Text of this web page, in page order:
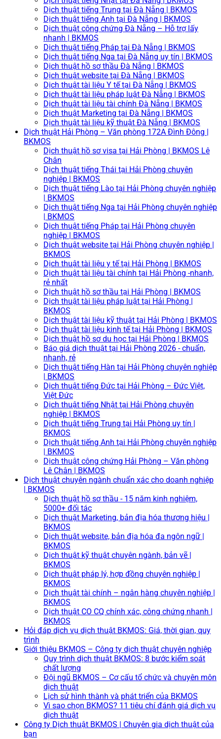
Dịch thuật tiếng Trung tại Đà Nẵng | BKMOS
Dịch thuật tiếng Anh tại Đà Nẵng | BKMOS
Dịch thuật công chứng Đà Nẵng – Hỗ trợ lấy
nhanh | BKMOS
Dịch thuật tiếng Pháp tại Đà Nẵng | BKMOS
Dịch thuật tiếng Nga tại Đà Nẵng uy tín | BKMOS
Dịch thuật hồ sơ thầu Đà Nẵng | BKMOS
Dịch thuật website tại Đà Nẵng | BKMOS
Dịch thuật tài liệu Y tế tại Đà Nẵng | BKMOS
Dịch thuật tài liệu pháp luật Đà Nẵng | BKMOS
Dịch thuật tài liệu tài chính Đà Nẵng | BKMOS
Dịch thuật Marketing tại Đà Nẵng | BKMOS
Dịch thuật tài liệu kỹ thuật Đà Nẵng | BKMOS
Dịch thuật Hải Phòng – Văn phòng 172A Đình Đông |
BKMOS
Dịch thuật hồ sơ visa tại Hải Phòng | BKMOS Lê
Chân
Dịch thuật tiếng Thái tại Hải Phòng chuyên
nghiệp | BKMOS
Dịch thuật tiếng Lào tại Hải Phòng chuyên nghiệp
| BKMOS
Dịch thuật tiếng Nga tại Hải Phòng chuyên nghiệp
| BKMOS
Dịch thuật tiếng Pháp tại Hải Phòng chuyên
nghiệp | BKMOS
Dịch thuật website tại Hải Phòng chuyên nghiệp |
BKMOS
Dịch thuật tài liệu y tế tại Hải Phòng | BKMOS
Dịch thuật tài liệu tài chính tại Hải Phòng -nhanh,
rẻ nhất
Dịch thuật hồ sơ thầu tại Hải Phòng | BKMOS
Dịch thuật tài liệu pháp luật tại Hải Phòng |
BKMOS
Dịch thuật tài liệu kỹ thuật tại Hải Phòng | BKMOS
Dịch thuật tài liệu kinh tế tại Hải Phòng | BKMOS
Dịch thuật hồ sơ du học tại Hải Phòng | BKMOS
Báo giá dịch thuật tại Hải Phòng 2026 - chuẩn,
nhanh, rẻ
Dịch thuật tiếng Hàn tại Hải Phòng chuyên nghiệp
| BKMOS
Dịch thuật tiếng Đức tại Hải Phòng – Đức Việt,
Việt Đức
Dịch thuật tiếng Nhật tại Hải Phòng chuyên
nghiệp | BKMOS
Dịch thuật tiếng Trung tại Hải Phòng uy tín |
BKMOS
Dịch thuật tiếng Anh tại Hải Phòng chuyên nghiệp
| BKMOS
Dịch thuật công chứng Hải Phòng – Văn phòng
Lê Chân | BKMOS
Dịch thuật chuyên ngành chuẩn xác cho doanh nghiệp
| BKMOS
Dịch thuật hồ sơ thầu - 15 năm kinh nghiệm,
5000+ đối tác
Dịch thuật Marketing, bản địa hóa thương hiệu |
BKMOS
Dịch thuật website, bản địa hóa đa ngôn ngữ |
BKMOS
Dịch thuật kỹ thuật chuyên ngành, bản vẽ |
BKMOS
Dịch thuật pháp lý, hợp đồng chuyên nghiệp |
BKMOS
Dịch thuật tài chính – ngân hàng chuyên nghiệp |
BKMOS
Dịch thuật CO CQ chính xác, công chứng nhanh |
BKMOS
Hỏi đáp dịch vụ dịch thuật BKMOS: Giá, thời gian, quy
trình
Giới thiệu BKMOS – Công ty dịch thuật chuyên nghiệp
Quy trình dịch thuật BKMOS: 8 bước kiểm soát
chất lượng
Đội ngũ BKMOS – Cơ cấu tổ chức và chuyên môn
dịch thuật
Lịch sử hình thành và phát triển của BKMOS
Vì sao chọn BKMOS? 11 tiêu chí đánh giá dịch vụ
dịch thuật
Công ty Dịch thuật BKMOS | Chuyên gia dịch thuật của
bạn